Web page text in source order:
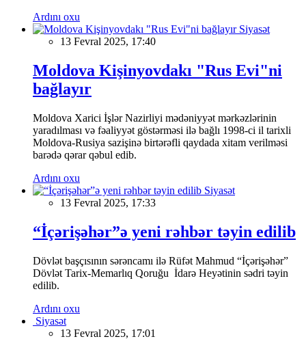
Ardını oxu
Siyasət
13 Fevral 2025, 17:40
Moldova Kişinyovdakı "Rus Evi"ni
bağlayır
Moldova Xarici İşlər Nazirliyi mədəniyyət mərkəzlərinin
yaradılması və fəaliyyət göstərməsi ilə bağlı 1998-ci il tarixli
Moldova-Rusiya sazişinə birtərəfli qaydada xitam verilməsi
barədə qərar qəbul edib.
Ardını oxu
Siyasət
13 Fevral 2025, 17:33
“İçərişəhər”ə yeni rəhbər təyin edilib
Dövlət başçısının sərəncamı ilə Rüfət Mahmud “İçərişəhər”
Dövlət Tarix-Memarlıq Qoruğu İdarə Heyətinin sədri təyin
edilib.
Ardını oxu
Siyasət
13 Fevral 2025, 17:01